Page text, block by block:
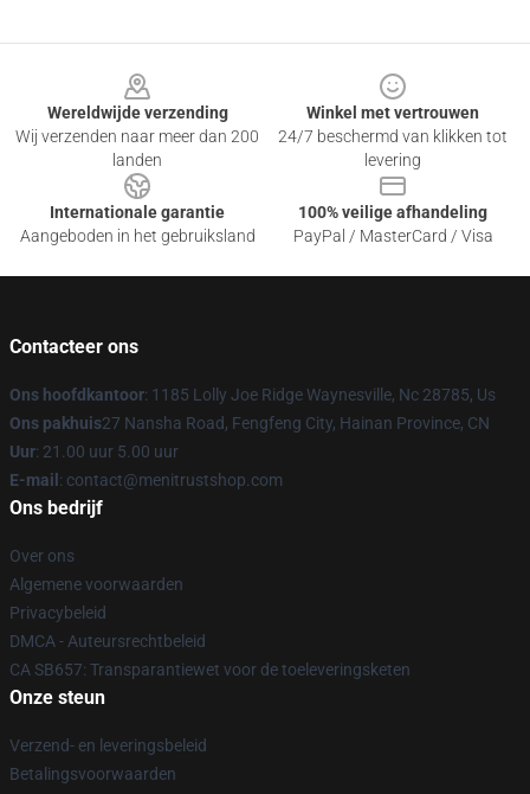
Wereldwijde verzending
Wij verzenden naar meer dan 200
landen
Winkel met vertrouwen
24/7 beschermd van klikken tot
levering
Internationale garantie
Aangeboden in het gebruiksland
100% veilige afhandeling
PayPal / MasterCard / Visa
Contacteer ons
Ons hoofdkantoor: 1185 Lolly Joe Ridge Waynesville, Nc 28785, Us
Ons pakhuis27 Nansha Road, Fengfeng City, Hainan Province, CN
Uur: 21.00 uur 5.00 uur
E-mail : contact@menitrustshop.com
Ons bedrijf
Over ons
Algemene voorwaarden
Privacybeleid
DMCA - Auteursrechtbeleid
CA SB657: Transparantiewet voor de toeleveringsketen
Onze steun
Verzend- en leveringsbeleid
Betalingsvoorwaarden